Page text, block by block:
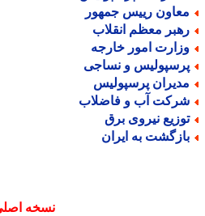
رییس جمهور
معظم انقلاب
امور خارجه
و نساجی
پرسپولیس
آب و فاضلاب
نیروی برق
به ایران
نسخه اصلی